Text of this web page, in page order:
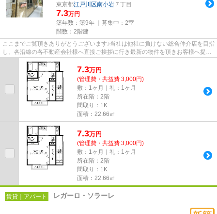
東京都江戸川区南小岩 ７丁目
7.3万円
築年数：築9年 ｜募集中： 2室
階数：2階建
ここまでご覧頂きありがとうございます♪当社は他社に負けない総合仲介店を目指
し、各沿線の各不動産会社様へ直接ご挨拶に行き最新の物件を頂きお客様へ提供
しております！最新の情報は...
7.3万円
(管理費・共益費 3,000円)
敷：1ヶ月｜礼：1ヶ月
所在階：2階
間取り：1K
面積：22.66㎡
7.3万円
(管理費・共益費 3,000円)
敷：1ヶ月｜礼：1ヶ月
所在階：2階
間取り：1K
面積：22.66㎡
賃貸｜アパート レガーロ・ソラーレ